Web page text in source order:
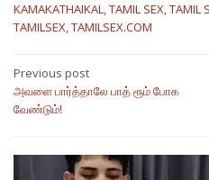
KAMAKATHAIKAL,TAMIL SEX,TAMIL
TAMILSEX,TAMILSEX.COM
Post
navigation
Previous post
அவளை பார்த்தாலே பாத் ரூம் போக
வேண்டும்!